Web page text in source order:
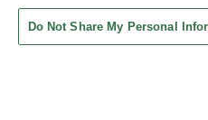
Do Not Share My Personal